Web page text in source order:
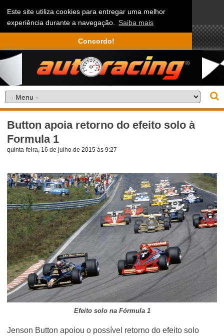
Este site utiliza cookies para entregar uma melhor
experiência durante a navegação. Saiba mais
Concordo!
Button apoia retorno do efeito solo à
Formula 1
quinta-feira, 16 de julho de 2015 às 9:27
Efeito solo na Fórmula 1
Jenson Button apoiou o possível retorno do efeito solo